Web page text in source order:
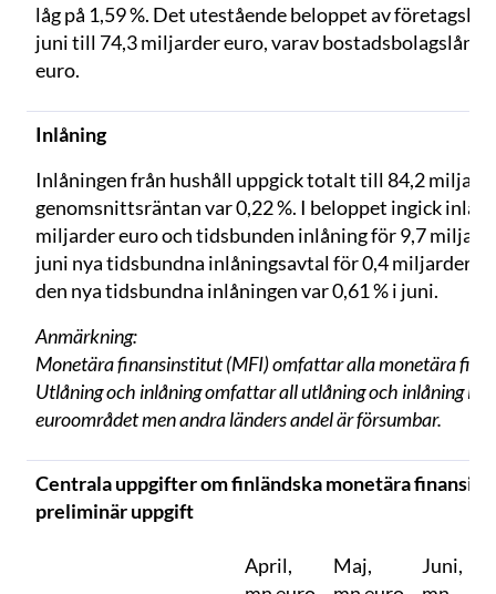
låg på 1,59 %. Det utestående beloppet av
juni till 74,3 miljarder euro, varav
euro.
Inlåning
Inlåningen från hushåll uppgick totalt till 84,2
genomsnittsräntan var 0,22 %. I beloppet ingick
miljarder euro och tidsbunden inlåning för 9,7
juni nya tidsbundna inlåningsavtal för 0,4 miljarder
den nya tidsbundna inlåningen var 0,61 % i juni.
Anmärkning:
Monetära finansinstitut (MFI) omfattar alla monetära
Utlåning och inlåning omfattar all utlåning och inlåning i
euroområdet men andra länders andel är försumbar.
Centrala uppgifter om finländska monetära
preliminär uppgift
April,
Maj,
Juni,